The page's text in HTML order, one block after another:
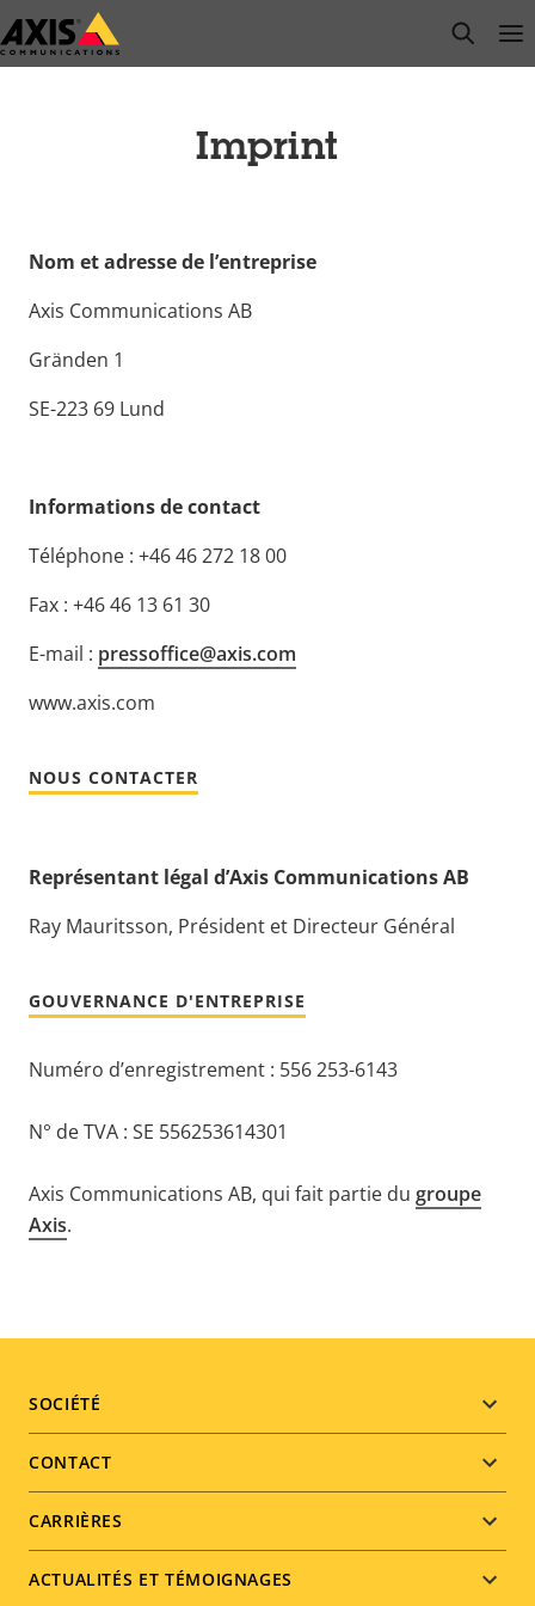
Passer
au
open
Imprint
Nom et adresse de l’entreprise
Axis Communications AB
Gränden 1
SE-223 69 Lund
Informations de contact
Téléphone : +46 46 272 18 00
Fax : +46 46 13 61 30
E-mail : pressoffice@axis.com
www.axis.com
NOUS CONTACTER
Représentant légal d’Axis Communications AB
Ray Mauritsson, Président et Directeur Général
GOUVERNANCE D'ENTREPRISE
Numéro d’enregistrement : 556 253-6143
N° de TVA : SE 556253614301
Axis Communications AB, qui fait partie du groupe
Axis.
Footer
menu
SOCIÉTÉ
CONTACT
CARRIÈRES
ACTUALITÉS ET TÉMOIGNAGES